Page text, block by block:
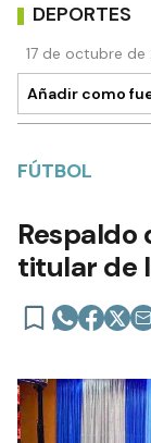
DEPORTES
17 de octubre
Añadir como
FÚTBOL
Respaldo
titular de